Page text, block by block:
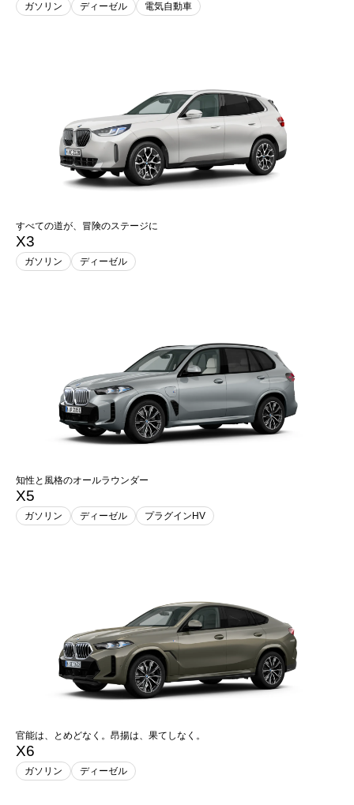
ガソリン ディーゼル 電気自動車
すべての道が、冒険のステージに
X3
ガソリン ディーゼル
知性と風格のオールラウンダー
X5
ガソリン ディーゼル プラグインHV
官能は、とめどなく。昂揚は、果てしなく。
X6
ガソリン ディーゼル